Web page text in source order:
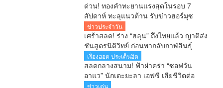
ด่วน! ทองคำทะยานแรงสุดในรอบ 7
สัปดาห์ ทะลุแนวต้าน รับข่าวฮอร์มุซ
คลี่คลาย
ข่าวประจำวัน
เศร้าสลด! ร่าง “ฮลุน” ถึงไทยแล้ว ญาติส่ง
ชันสูตรนิติวิทย์ ก่อนพากลับกาฬสินธุ์
เรื่องฮอต ประเด็นฮิต
สลดกลางสนาม! ฟ้าผ่าคร่า “ซอฟวัน
อาแว” นักเตะยะลา เอฟซี เสียชีวิตต่อ
หน้าแฟนบอล
ข่าวเด่น